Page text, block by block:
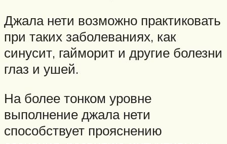
Джала нети возможно практиковать
при таких заболеваниях, как
синусит, гайморит и другие болезни
глаз и ушей.
На более тонком уровне
выполнение джала нети
способствует прояснению